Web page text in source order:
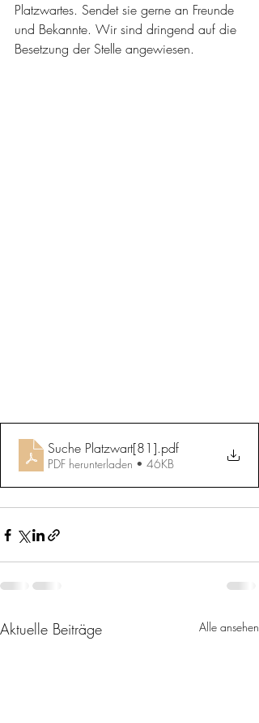
Platzwartes. Sendet sie gerne an Freunde
und Bekannte. Wir sind dringend auf die
Besetzung der Stelle angewiesen.
Suche Platzwart[81].pdf
PDF herunterladen • 46KB
Aktuelle Beiträge Alle ansehen